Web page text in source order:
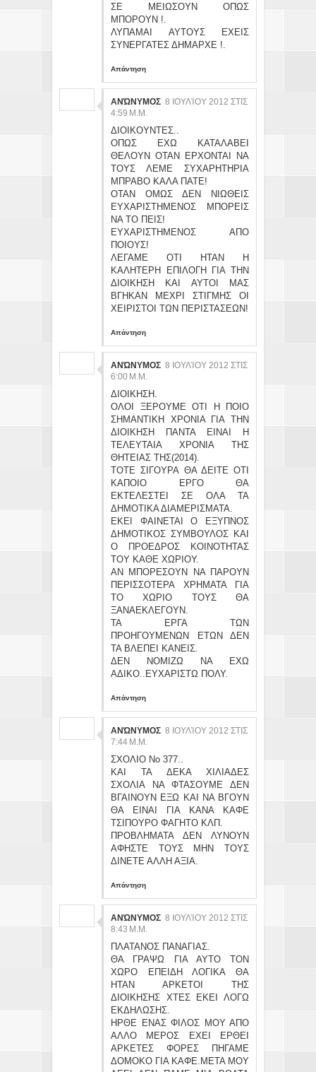
ΣΕ ΜΕΙΩΣΟΥΝ ΟΠΩΣ
ΜΠΟΡΟΥΝ !.
ΛΥΠΑΜΑΙ ΑΥΤΟΥΣ ΕΧΕΙΣ
ΣΥΝΕΡΓΑΤΕΣ ΔΗΜΑΡΧΕ !.
Απάντηση
ΑΝΏΝΥΜΟΣ 8 ΙΟΥΛΊΟΥ 2012 ΣΤΙΣ
4:59 Μ.Μ.
ΔΙΟΙΚΟΥΝΤΕΣ..
ΟΠΩΣ ΕΧΩ ΚΑΤΑΛΑΒΕΙ
ΘΕΛΟΥΝ ΟΤΑΝ ΕΡΧΟΝΤΑΙ ΝΑ
ΤΟΥΣ ΛΕΜΕ ΣΥΧΑΡΗΤΗΡΙΑ
ΜΠΡΑΒΟ ΚΑΛΑ ΠΑΤΕ!
ΟΤΑΝ ΟΜΩΣ ΔΕΝ ΝΙΩΘΕΙΣ
ΕΥΧΑΡΙΣΤΗΜΕΝΟΣ ΜΠΟΡΕΙΣ
ΝΑ ΤΟ ΠΕΙΣ!
ΕΥΧΑΡΙΣΤΗΜΕΝΟΣ ΑΠΟ
ΠΟΙΟΥΣ!
ΛΕΓΑΜΕ ΟΤΙ ΗΤΑΝ Η
ΚΑΛΗΤΕΡΗ ΕΠΙΛΟΓΗ ΓΙΑ ΤΗΝ
ΔΙΟΙΚΗΣΗ ΚΑΙ ΑΥΤΟΙ ΜΑΣ
ΒΓΗΚΑΝ ΜΕΧΡΙ ΣΤΙΓΜΗΣ ΟΙ
ΧΕΙΡΙΣΤΟΙ ΤΩΝ ΠΕΡΙΣΤΑΣΕΩΝ!
Απάντηση
ΑΝΏΝΥΜΟΣ 8 ΙΟΥΛΊΟΥ 2012 ΣΤΙΣ
6:00 Μ.Μ.
ΔΙΟΙΚΗΣΗ.
ΟΛΟΙ ΞΕΡΟΥΜΕ ΟΤΙ Η ΠΟΙΟ
ΣΗΜΑΝΤΙΚΗ ΧΡΟΝΙΑ ΓΙΑ ΤΗΝ
ΔΙΟΙΚΗΣΗ ΠΑΝΤΑ ΕΙΝΑΙ Η
ΤΕΛΕΥΤΑΙΑ ΧΡΟΝΙΑ ΤΗΣ
ΘΗΤΕΙΑΣ ΤΗΣ(2014).
ΤΟΤΕ ΣΙΓΟΥΡΑ ΘΑ ΔΕΙΤΕ ΟΤΙ
ΚΑΠΟΙΟ ΕΡΓΟ ΘΑ
ΕΚΤΕΛΕΣΤΕΙ ΣΕ ΟΛΑ ΤΑ
ΔΗΜΟΤΙΚΑ ΔΙΑΜΕΡΙΣΜΑΤΑ.
ΕΚΕΙ ΦΑΙΝΕΤΑΙ Ο ΕΞΥΠΝΟΣ
ΔΗΜΟΤΙΚΟΣ ΣΥΜΒΟΥΛΟΣ ΚΑΙ
Ο ΠΡΟΕΔΡΟΣ ΚΟΙΝΟΤΗΤΑΣ
ΤΟΥ ΚΑΘΕ ΧΩΡΙΟΥ.
ΑΝ ΜΠΟΡΕΣΟΥΝ ΝΑ ΠΑΡΟΥΝ
ΠΕΡΙΣΣΟΤΕΡΑ ΧΡΗΜΑΤΑ ΓΙΑ
ΤΟ ΧΩΡΙΟ ΤΟΥΣ ΘΑ
ΞΑΝΑΕΚΛΕΓΟΥΝ.
ΤΑ ΕΡΓΑ ΤΩΝ
ΠΡΟΗΓΟΥΜΕΝΩΝ ΕΤΩΝ ΔΕΝ
ΤΑ ΒΛΕΠΕΙ ΚΑΝΕΙΣ.
ΔΕΝ ΝΟΜΙΖΩ ΝΑ ΕΧΩ
ΑΔΙΚΟ..ΕΥΧΑΡΙΣΤΩ ΠΟΛΥ.
Απάντηση
ΑΝΏΝΥΜΟΣ 8 ΙΟΥΛΊΟΥ 2012 ΣΤΙΣ
7:44 Μ.Μ.
ΣΧΟΛΙΟ Νο 377..
ΚΑΙ ΤΑ ΔΕΚΑ ΧΙΛΙΑΔΕΣ
ΣΧΟΛΙΑ ΝΑ ΦΤΑΣΟΥΜΕ ΔΕΝ
ΒΓΑΙΝΟΥΝ ΕΞΩ ΚΑΙ ΝΑ ΒΓΟΥΝ
ΘΑ ΕΙΝΑΙ ΓΙΑ ΚΑΝΑ ΚΑΦΕ
ΤΣΙΠΟΥΡΟ ΦΑΓΗΤΟ ΚΛΠ.
ΠΡΟΒΛΗΜΑΤΑ ΔΕΝ ΛΥΝΟΥΝ
ΑΦΗΣΤΕ ΤΟΥΣ ΜΗΝ ΤΟΥΣ
ΔΙΝΕΤΕ ΑΛΛΗ ΑΞΙΑ.
Απάντηση
ΑΝΏΝΥΜΟΣ 8 ΙΟΥΛΊΟΥ 2012 ΣΤΙΣ
8:43 Μ.Μ.
ΠΛΑΤΑΝΟΣ ΠΑΝΑΓΙΑΣ.
ΘΑ ΓΡΑΨΩ ΓΙΑ ΑΥΤΟ ΤΟΝ
ΧΩΡΟ ΕΠΕΙΔΗ ΛΟΓΙΚΑ ΘΑ
ΗΤΑΝ ΑΡΚΕΤΟΙ ΤΗΣ
ΔΙΟΙΚΗΣΗΣ ΧΤΕΣ ΕΚΕΙ ΛΟΓΩ
ΕΚΔΗΛΩΣΗΣ.
ΗΡΘΕ ΕΝΑΣ ΦΙΛΟΣ ΜΟΥ ΑΠΟ
ΑΛΛΟ ΜΕΡΟΣ ΕΧΕΙ ΕΡΘΕΙ
ΑΡΚΕΤΕΣ ΦΟΡΕΣ ΠΗΓΑΜΕ
ΔΟΜΟΚΟ ΓΙΑ ΚΑΦΕ.ΜΕΤΑ ΜΟΥ